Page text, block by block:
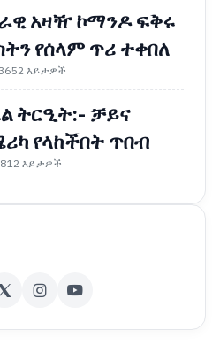
አዛዥ ኮማንዶ ፍቅሩ
የሰላም ጥሪ ተቀበለ
እይታዎች
ትርዒት:- ቻይና
የላከችበት ጥበብ
እይታዎች